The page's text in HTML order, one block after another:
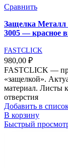
Сравнить
Защелка
3005 — красное
FASTCLICK
980,00 ₽
FASTCLICK —
«защелкой».
материал. Листы
отверстия
Добавить в
В корзину
Быстрый